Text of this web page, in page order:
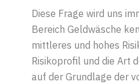
Diese Frage wird uns
Bereich Geldwäsche
mittleres und hohes
Risikoprofil und die Art
auf der Grundlage der